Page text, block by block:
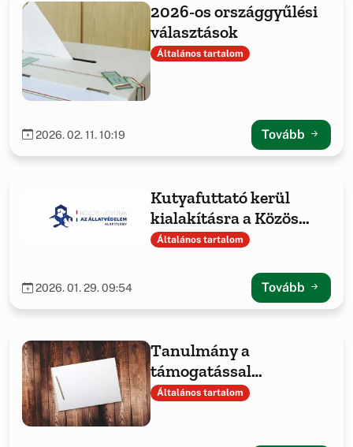
2026-os országgyűlési
választások
Általános tartalom
2026. 02. 11. 10:19 Tovább
Kutyafuttató kerül
kialakításra a Közös
ügyünk az állatvédelem
támogatásával
Általános tartalom
2026. 01. 29. 09:54 Tovább
Tanulmány a
támogatással
megvalósult projekt
Általános tartalom